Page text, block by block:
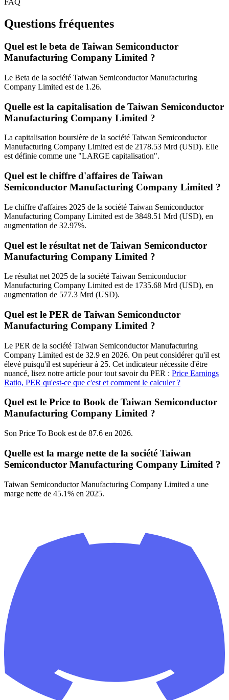
FAQ
Questions fréquentes
Quel est le beta de Taiwan Semiconductor
Manufacturing Company Limited ?
Le Beta de la société Taiwan Semiconductor Manufacturing
Company Limited est de 1.26.
Quelle est la capitalisation de Taiwan Semiconductor
Manufacturing Company Limited ?
La capitalisation boursière de la société Taiwan Semiconductor
Manufacturing Company Limited est de 2178.53 Mrd (USD). Elle
est définie comme une "LARGE capitalisation".
Quel est le chiffre d'affaires de Taiwan
Semiconductor Manufacturing Company Limited ?
Le chiffre d'affaires 2025 de la société Taiwan Semiconductor
Manufacturing Company Limited est de 3848.51 Mrd (USD), en
augmentation de 32.97%.
Quel est le résultat net de Taiwan Semiconductor
Manufacturing Company Limited ?
Le résultat net 2025 de la société Taiwan Semiconductor
Manufacturing Company Limited est de 1735.68 Mrd (USD), en
augmentation de 577.3 Mrd (USD).
Quel est le PER de Taiwan Semiconductor
Manufacturing Company Limited ?
Le PER de la société Taiwan Semiconductor Manufacturing
Company Limited est de 32.9 en 2026. On peut considérer qu'il est
élevé puisqu'il est supérieur à 25. Cet indicateur nécessite d'être
nuancé, lisez notre article pour tout savoir du PER : Price Earnings
Ratio, PER qu'est-ce que c'est et comment le calculer ?
Quel est le Price to Book de Taiwan Semiconductor
Manufacturing Company Limited ?
Son Price To Book est de 87.6 en 2026.
Quelle est la marge nette de la société Taiwan
Semiconductor Manufacturing Company Limited ?
Taiwan Semiconductor Manufacturing Company Limited a une
marge nette de 45.1% en 2025.